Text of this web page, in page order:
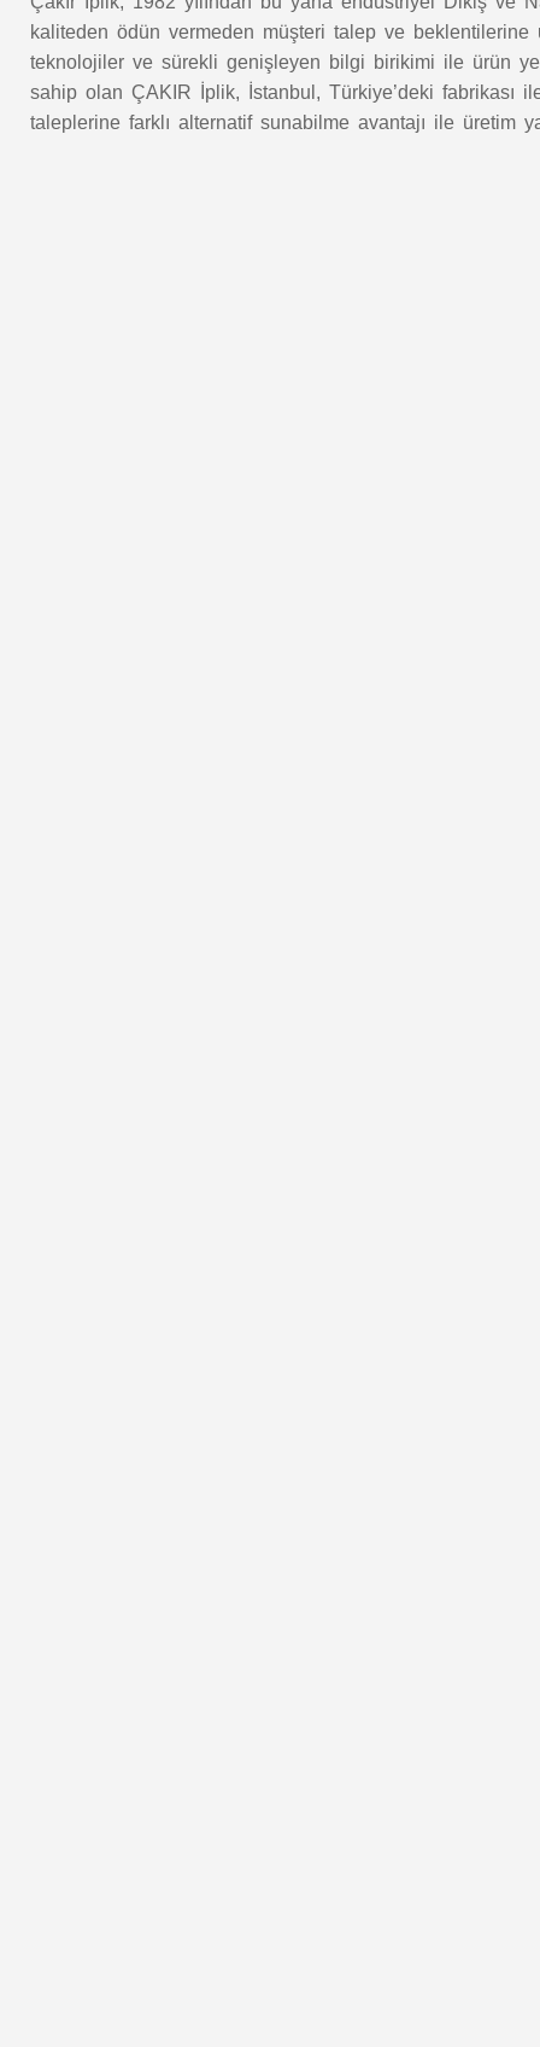
kaliteden ödün vermeden müşteri talep ve
teknolojiler ve sürekli genişleyen bilgi birikimi ile ürün
sahip olan ÇAKIR İplik, İstanbul, Türkiye’deki fabrikası
taleplerine farklı alternatif sunabilme avantajı ile üretim